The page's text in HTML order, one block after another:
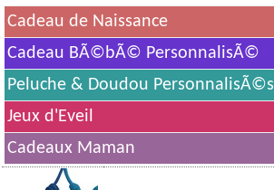
Cadeau de Naissance
Cadeau BÃ©bÃ© PersonnalisÃ©
Peluche & Doudou PersonnalisÃ©s
Jeux d'Eveil
Cadeaux Maman